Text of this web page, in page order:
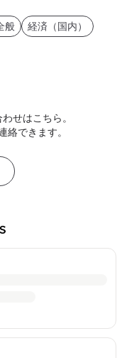
般 経済（国内）
せはこちら。
絡できます。